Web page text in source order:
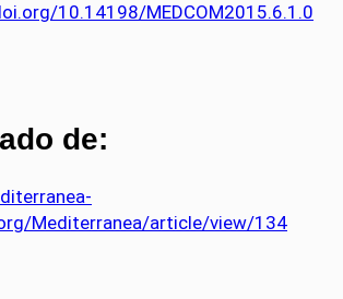
10.14198/MEDCOM2015.6.1.0
de:
Mediterranea/article/view/134